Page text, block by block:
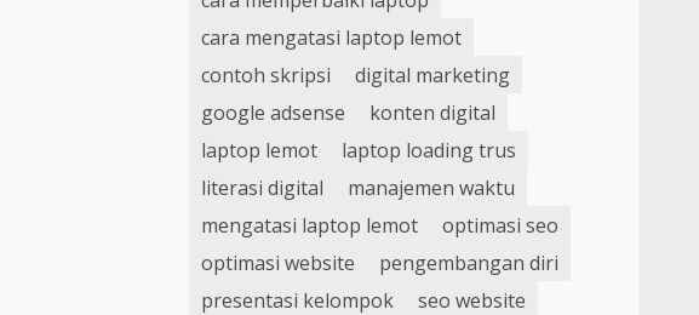
cara mengatasi laptop lemot
contoh skripsi
digital marketing
google adsense
konten digital
laptop lemot
laptop loading trus
literasi digital
manajemen waktu
mengatasi laptop lemot
optimasi seo
optimasi website
pengembangan diri
presentasi kelompok
seo website